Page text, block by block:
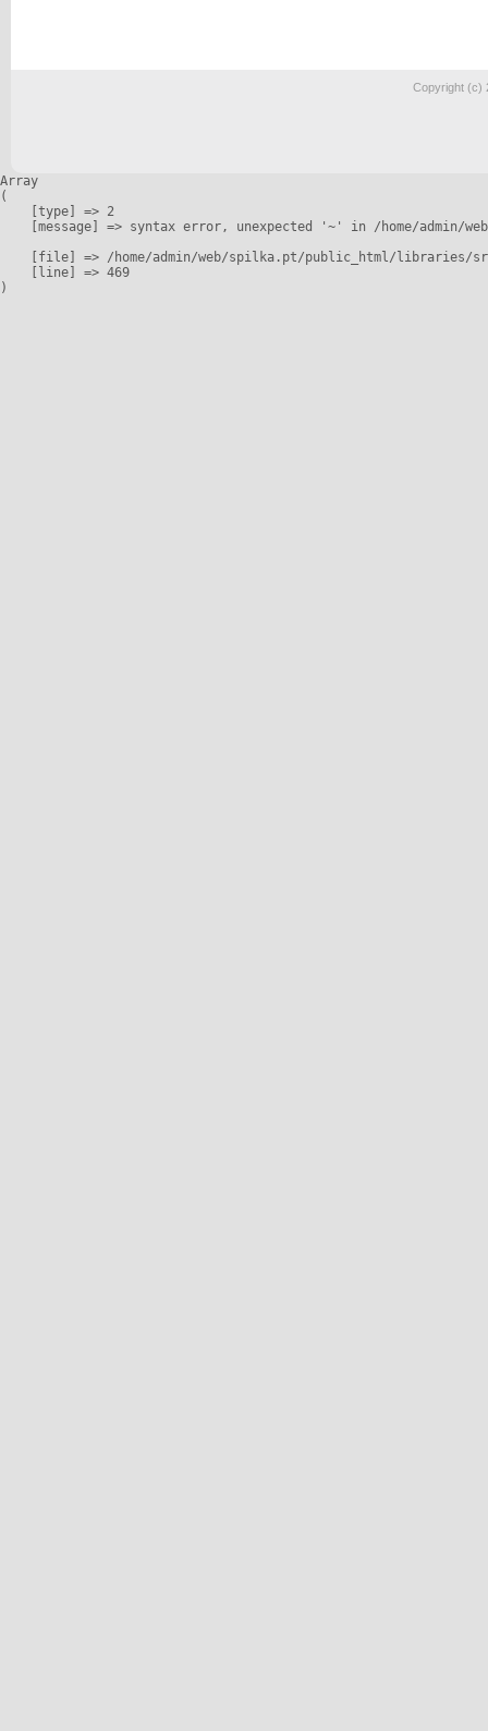
Copyright (c)
Array
(
    [type] => 2
[message] => syntax error, unexpected '~' in /home/admin/
[file] => /home/admin/web/spilka.pt/public_html/libraries/
    [line] => 469